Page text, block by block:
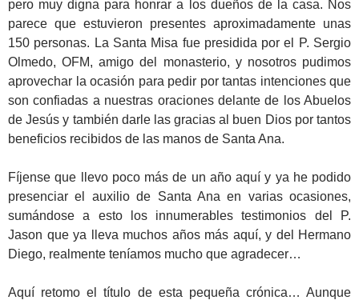
pero muy digna para honrar a los dueños de la casa. Nos
parece que estuvieron presentes aproximadamente unas
150 personas. La Santa Misa fue presidida por el P. Sergio
Olmedo, OFM, amigo del monasterio, y nosotros pudimos
aprovechar la ocasión para pedir por tantas intenciones que
son confiadas a nuestras oraciones delante de los Abuelos
de Jesús y también darle las gracias al buen Dios por tantos
beneficios recibidos de las manos de Santa Ana.
Fíjense que llevo poco más de un año aquí y ya he podido
presenciar el auxilio de Santa Ana en varias ocasiones,
sumándose a esto los innumerables testimonios del P.
Jason que ya lleva muchos años más aquí, y del Hermano
Diego, realmente teníamos mucho que agradecer…
Aquí retomo el título de esta pequeña crónica… Aunque